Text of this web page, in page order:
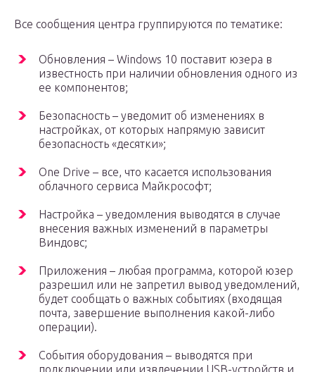
Все сообщения центра группируются по тематике:
Обновления – Windows 10 поставит юзера в
известность при наличии обновления одного из
ее компонентов;
Безопасность – уведомит об изменениях в
настройках, от которых напрямую зависит
безопасность «десятки»;
One Drive – все, что касается использования
облачного сервиса Майкрософт;
Настройка – уведомления выводятся в случае
внесения важных изменений в параметры
Виндовс;
Приложения – любая программа, которой юзер
разрешил или не запретил вывод уведомлений,
будет сообщать о важных событиях (входящая
почта, завершение выполнения какой-либо
операции).
События оборудования – выводятся при
подключении или извлечении USB-устройств и